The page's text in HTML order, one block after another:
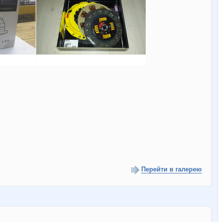
Перейти в галерею